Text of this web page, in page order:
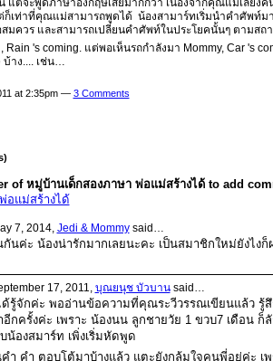
แต่จะพูดภาษาอังกฤษเสียมากกว่า เนื่องจากคุณแม่เลี้ยงค
ก็เท่าที่คุณแม่สามารถพูดได้ น้องสามาร์ทเริ่มนำคำศัพท์ม
มควร และสามารถเปลี่ยนคำศัพท์ในประโยคนั้นๆ ตามสถ
Rain 's coming. แต่พอเห็นรถกำลังมา Mommy, Car 's
าง.... เช่น…
at 2:35pm — 3 Comments
of หมู่บ้านเด็กสองภาษา พ่อแม่สร้างได้ to add
อแม่สร้างได้
7, 2014, Jedi & Mommysaid…
นค่ะ น้องน่ารักมากเลยนะคะ เป็นสมาชิกใหม่ยังไงก็
17, 2011, บุณยนุช บัวบานsaid…
รู้จักค่ะ พออ่านข้อความที่คุณระวีวรรณเขียนแล้ว รู้สึ
กครั้งค่ะ เพราะ น้องนน ลูกชายวัย 1 ขวบ7 เดือน ก็
น้องสมาร์ท เพิ่งเริ่มหัดพูด
คำ คำ ตอบโต้มาบ้างแล้ว แตะยังกลุ้มใจคนพี่อยู่ค่ะ เพ